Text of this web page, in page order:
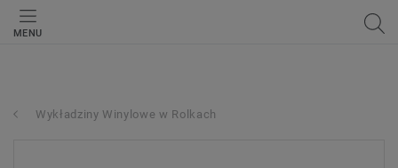
MENU
Wykładziny Winylowe w Rolkach